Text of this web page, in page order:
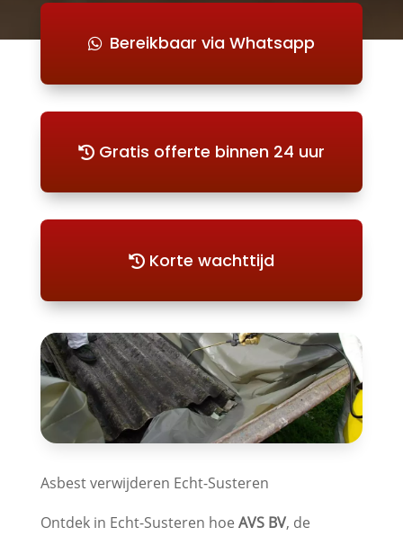
Bereikbaar via Whatsapp
Gratis offerte binnen 24 uur
Korte wachttijd
Asbest verwijderen Echt-Susteren
Ontdek in Echt-Susteren hoe AVS BV, de